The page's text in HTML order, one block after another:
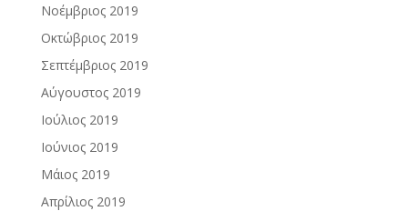
Νοέμβριος 2019
Οκτώβριος 2019
Σεπτέμβριος 2019
Αύγουστος 2019
Ιούλιος 2019
Ιούνιος 2019
Μάιος 2019
Απρίλιος 2019